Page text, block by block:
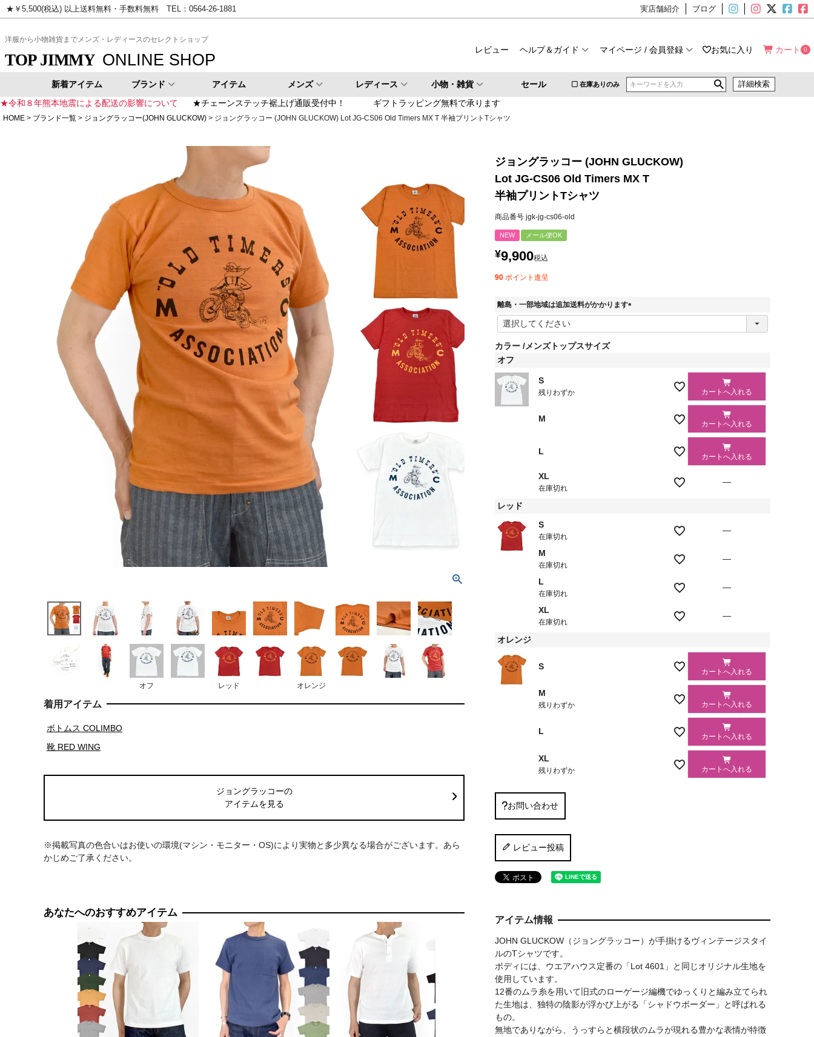
★￥5,500(税込) 以上送料無料・手数料無料 TEL：0564-26-1881 実店舗紹介 ブログ
洋服から小物雑貨までメンズ・レディースのセレクトショップ
TOP JIMMY ONLINE SHOP
レビュー ヘルプ＆ガイド マイページ / 会員登録 お気に入り カート 0
新着アイテム ブランド アイテム メンズ レディース 小物・雑貨 セール 在庫ありのみ 詳細検索
ピンク
イエロー ゴールド
★令和８年熊本地震による配送の影響について ★チェーンステッチ裾上げ通販受付中！ ギフトラッピング無料で承ります
HOME ブランド一覧 ジョングラッコー(JOHN GLUCKOW) ジョングラッコー (JOHN GLUCKOW) Lot JG-CS06 Old Timers MX T 半袖プリントTシャツ
オフ レッド オレンジ
着用アイテム
ボトムス COLIMBO
靴 RED WING
ジョングラッコーの
アイテムを見る
※掲載写真の色合いはお使いの環境(マシン・モニター・OS)により実物と多少異なる場合がございます。あら
かじめご了承ください。
あなたへのおすすめアイテム
ジョングラッコー (JOHN GLUCKOW)
Lot JG-CS06 Old Timers MX T
半袖プリントTシャツ
商品番号 jgk-jg-cs06-old
NEW メール便OK
¥9,900税込
90 ポイント進呈
離島・一部地域は追加送料がかかります
(
カラー
メンズトップスサイズ
オフ
S
残りわずか カートへ入れる
M
カートへ入れる
L
カートへ入れる
XL
在庫切れ
—
レッド
S
在庫切れ
—
M
在庫切れ
—
L
在庫切れ
—
XL
在庫切れ
—
オレンジ
S
カートへ入れる
M
残りわずか カートへ入れる
L
カートへ入れる
XL
残りわずか カートへ入れる
お問い合わせ
レビュー投稿
アイテム情報
JOHN GLUCKOW（ジョングラッコー）が手掛けるヴィンテージスタイ
ルのTシャツです。
ボディには、ウエアハウス定番の「Lot 4601」と同じオリジナル生地を
使用しています。
12番のムラ糸を用いて旧式のローゲージ編機でゆっくりと編み立てられ
た生地は、独特の陰影が浮かび上がる「シャドウボーダー」と呼ばれる
もの。
無地でありながら、うっすらと横段状のムラが現れる豊かな表情が特徴